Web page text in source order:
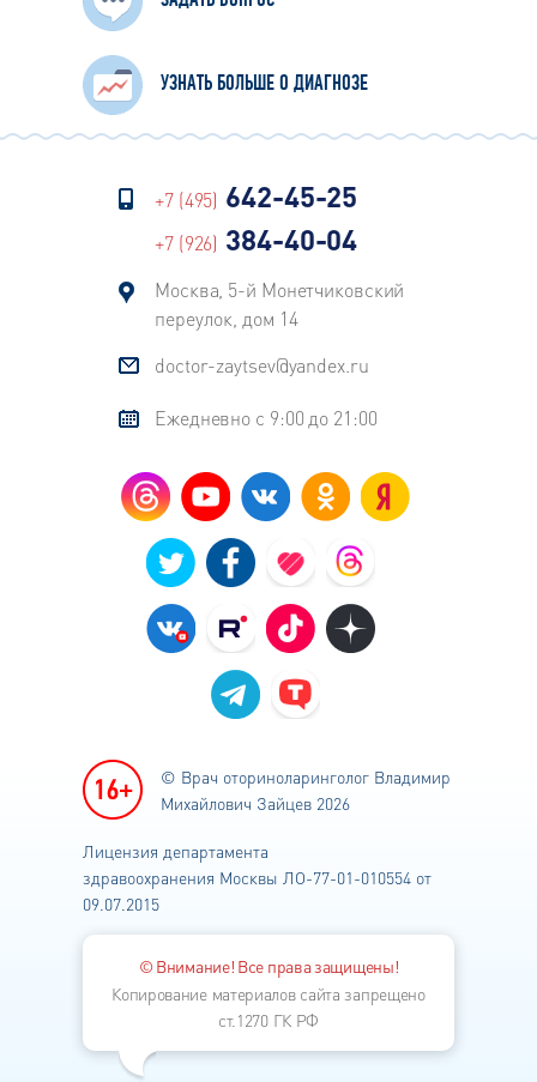
УЗНАТЬ БОЛЬШЕ О ДИАГНОЗЕ
+7 (495) 642-45-25
+7 (926) 384-40-04
Москва, 5-й Монетчиковский
переулок, дом 14
doctor-zaytsev@yandex.ru
Ежедневно с 9:00 до 21:00
© Врач оториноларинголог Владимир
Михайлович Зайцев 2026
Лицензия департамента
здравоохранения Москвы ЛО-77-01-010554 от
09.07.2015
© Внимание! Все права защищены!
Копирование материалов сайта запрещено
ст.1270 ГК РФ